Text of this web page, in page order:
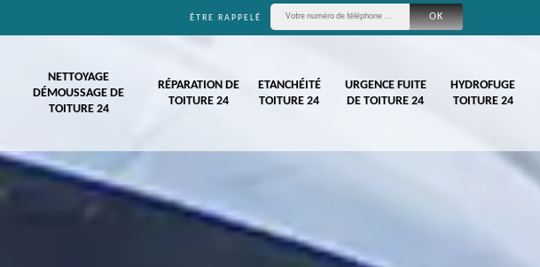
ÊTRE RAPPELÉ
NETTOYAGE
DÉMOUSSAGE DE
TOITURE 24
RÉPARATION DE
TOITURE 24
ETANCHÉITÉ
TOITURE 24
URGENCE FUITE
DE TOITURE 24
HYDROFUGE
TOITURE 24